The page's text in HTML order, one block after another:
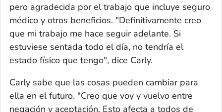
pero agradecida por el trabajo que incluye seguro
médico y otros beneficios. "Definitivamente creo
que mi trabajo me hace seguir adelante. Si
estuviese sentada todo el día, no tendría el
estado físico que tengo", dice Carly.
Carly sabe que las cosas pueden cambiar para
ella en el futuro. "Creo que voy y vuelvo entre
negación y aceptación. Esto afecta a todos de